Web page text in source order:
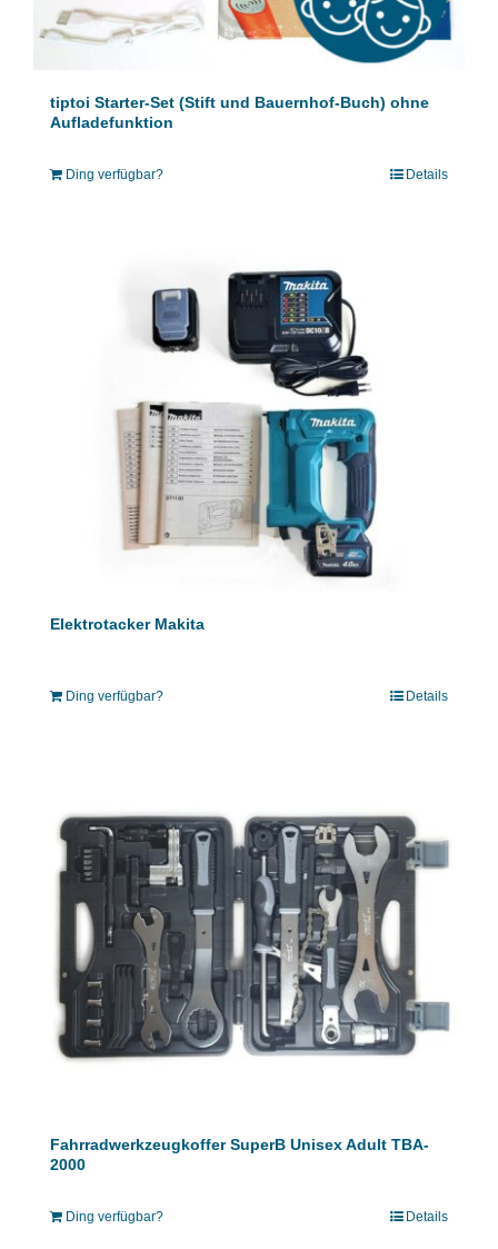
tiptoi Starter-Set (Stift und Bauernhof-Buch) ohne
Aufladefunktion
Ding verfügbar? Details
Elektrotacker Makita
Ding verfügbar? Details
Fahrradwerkzeugkoffer SuperB Unisex Adult TBA-
2000
Ding verfügbar? Details